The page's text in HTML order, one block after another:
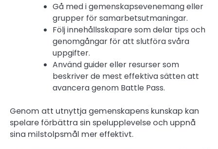
Gå med i gemenskapsevenemang eller
grupper för samarbetsutmaningar.
Följ innehållsskapare som delar tips och
genomgångar för att slutföra svåra
uppgifter.
Använd guider eller resurser som
beskriver de mest effektiva sätten att
avancera genom Battle Pass.
Genom att utnyttja gemenskapens kunskap kan
spelare förbättra sin spelupplevelse och uppnå
sina milstolpsmål mer effektivt.